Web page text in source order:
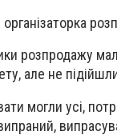
розпродажу
але не
могли усі,